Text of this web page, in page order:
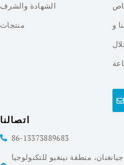
الشهادة والشرف
منتجات
و
اتصالنا
86-13373889683
طريق جيانغنان، منطقة نينغبو للتكنولوجيا